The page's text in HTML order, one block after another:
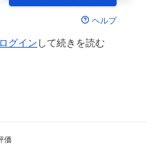
ヘルプ
ログイン して続きを読む
価